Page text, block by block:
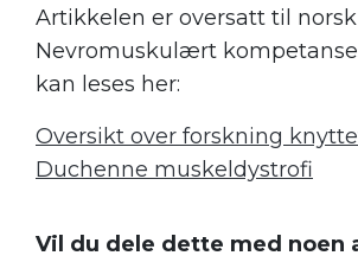
Artikkelen er oversatt til
Nevromuskulært
kan leses her:
Oversikt over forskning
Duchenne muskeldystrofi
Vil du dele dette med noen